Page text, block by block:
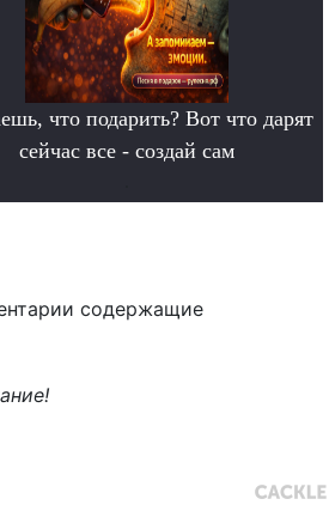
что подарить? Вот что дарят
сейчас все - создай сам
содержащие